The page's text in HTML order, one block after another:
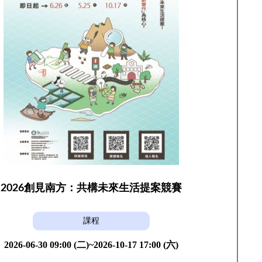
2026創見南方：共構未來生活提案競賽
課程
2026-06-30 09:00 (二)~2026-10-17 17:00 (六)